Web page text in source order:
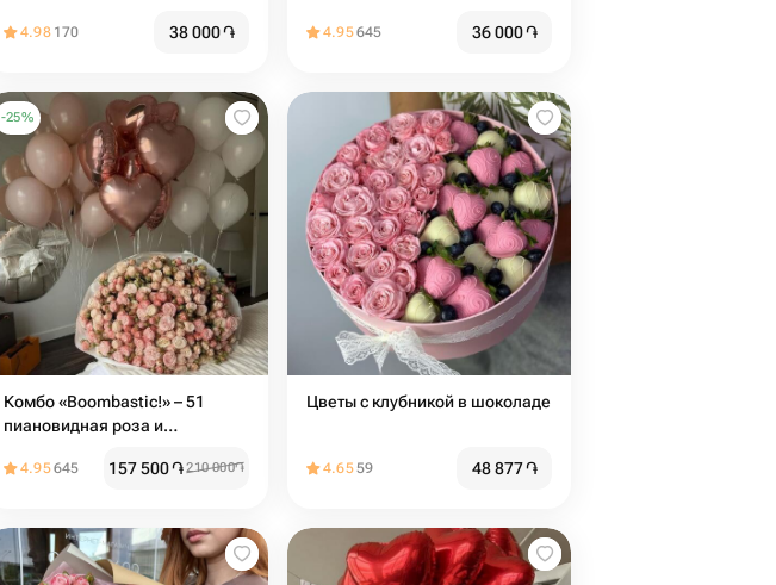
4.98 170 38 000֏ 4.95645 36 000֏
-25%
Комбо «Boombastic!» – 51
пиановидная роза и
4.95645 157 500֏210 000֏
Цветы с клубникой в шоколаде
4.6559 48 877֏